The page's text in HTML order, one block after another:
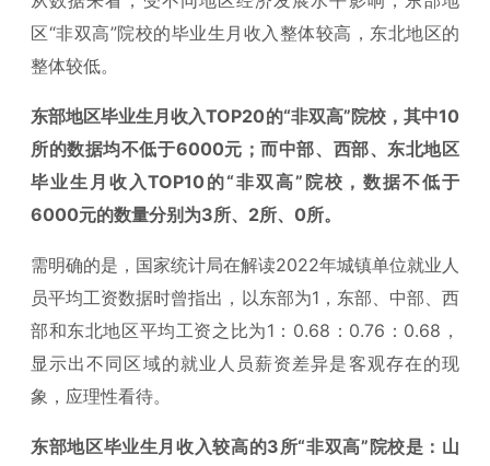
区“非双高”院校的毕业生月收入整体较高，东北地区的
整体较低。
东部地区毕业生月收入TOP20的“非双高”院校，其中10
所的数据均不低于6000元；而中部、西部、东北地区
毕业生月收入TOP10的“非双高”院校，数据不低于
6000元的数量分别为3所、2所、0所。
需明确的是，国家统计局在解读2022年城镇单位就业人
员平均工资数据时曾指出，以东部为1，东部、中部、西
部和东北地区平均工资之比为1：0.68：0.76：0.68，
显示出不同区域的就业人员薪资差异是客观存在的现
象，应理性看待。
东部地区毕业生月收入较高的3所“非双高”院校是：山